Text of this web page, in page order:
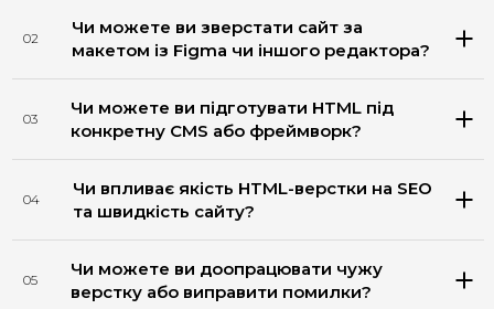
02
Чи можете ви зверстати сайт за
макетом із Figma чи іншого редактора?
03
Чи можете ви підготувати HTML під
конкретну CMS або фреймворк?
04
Чи впливає якість HTML-верстки на SEO
та швидкість сайту?
05
Чи можете ви доопрацювати чужу
верстку або виправити помилки?